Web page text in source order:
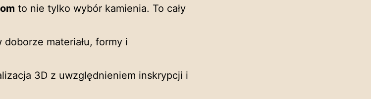
to nie tylko wybór kamienia. To cały
doborze materiału, formy i
3D z uwzględnieniem inskrypcji i